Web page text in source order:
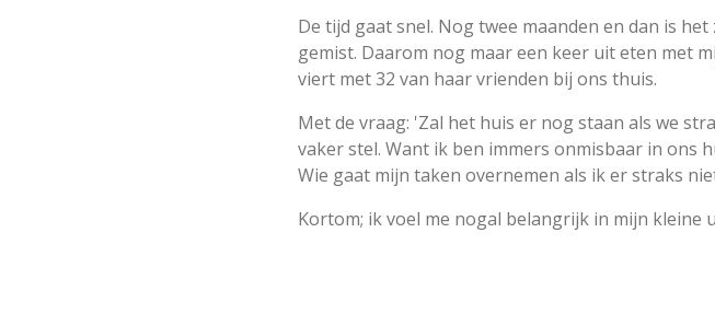
De tijd gaat snel. Nog twee maanden en dan is
gemist. Daarom nog maar een keer uit eten met
viert met 32 van haar vrienden bij ons thuis.
Met de vraag: 'Zal het huis er nog staan als we
vaker stel. Want ik ben immers onmisbaar in ons
Wie gaat mijn taken overnemen als ik er straks
Kortom; ik voel me nogal belangrijk in mijn kleine